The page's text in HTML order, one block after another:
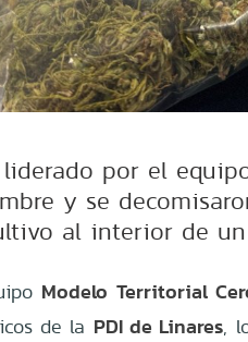
por el
y se
al interior de
Modelo Territorial
de la PDI de Linares,